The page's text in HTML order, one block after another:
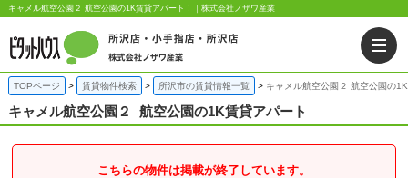
キャメル航空公園２ 航空公園の1K賃貸アパート！｜株式会社ノザワ産業
TOPページ 賃貸物件検索 所沢市の賃貸情報一覧 キャメル航空公園２ 航空公園の
キャメル航空公園２ 航空公園の1K賃貸アパート
こちらの物件は掲載が終了しています。